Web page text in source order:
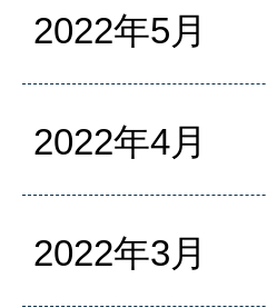
2022年5月
2022年4月
2022年3月